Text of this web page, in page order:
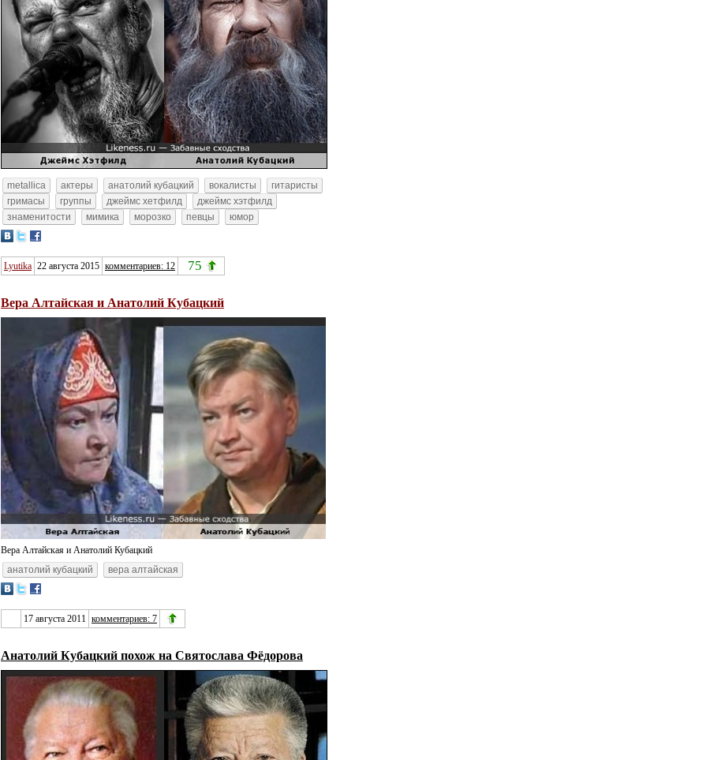
metallica актеры анатолий кубацкий вокалисты
гитаристы
гримасы
группы джеймс хетфилд
джеймс хэтфилд
знаменитости
мимика морозко певцы юмор
Lyutika 22 августа 2015 комментариев: 12 75
Вера Алтайская и Анатолий Кубацкий
Вера Алтайская и Анатолий Кубацкий
анатолий кубацкий
вера алтайская
17 августа 2011 комментариев: 7
Анатолий Кубацкий похож на Святослава Фёдорова